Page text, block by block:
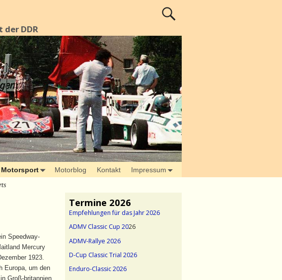
DDR
Motorsport Motorblog Kontakt Impressum
Speedway-
Mercury
1923.
Europa, um den
Groß-britannien
Termine 2026
Empfehlungen für das Jahr 2026
ADMV Classic Cup 2026
ADMV-Rallye 2026
D-Cup Classic Trial 2026
Enduro-Classic 2026